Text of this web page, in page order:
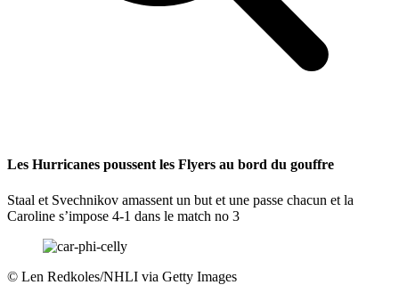
Les Hurricanes poussent les Flyers au bord du gouffre
Staal et Svechnikov amassent un but et une passe chacun et la
Caroline s’impose 4-1 dans le match no 3
© Len Redkoles/NHLI via Getty Images